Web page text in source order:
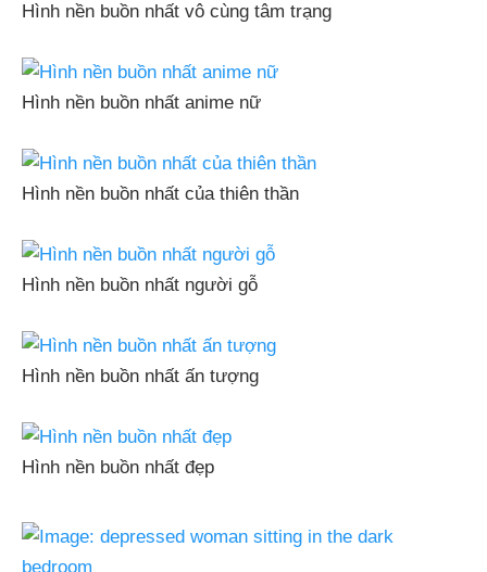
Hình nền buồn nhất vô cùng tâm trạng
Hình nền buồn nhất anime nữ
Hình nền buồn nhất của thiên thần
Hình nền buồn nhất người gỗ
Hình nền buồn nhất ấn tượng
Hình nền buồn nhất đẹp